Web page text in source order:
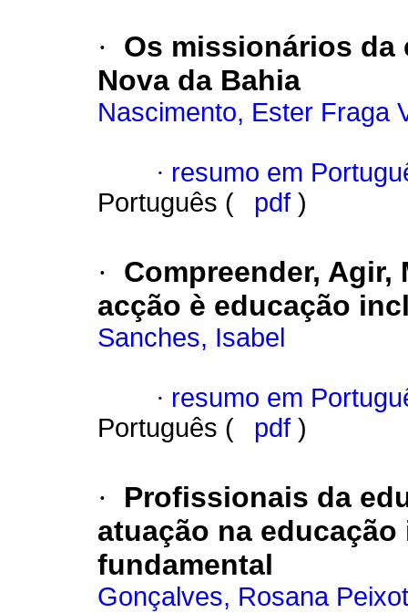
·
Os missionários da
Nova da Bahia
Nascimento, Ester Fraga
· resumo em
Português (
pdf )
·
Compreender,
acção è educação
Sanches, Isabel
· resumo em
Português (
pdf )
·
Profissionais da
atuação na
fundamental
Gonçalves, Rosana